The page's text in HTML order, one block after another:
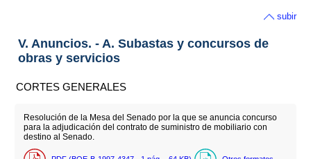
subir
V. Anuncios. - A. Subastas y concursos de
obras y servicios
CORTES GENERALES
Resolución de la Mesa del Senado por la que se anuncia concurso
para la adjudicación del contrato de suministro de mobiliario con
destino al Senado.